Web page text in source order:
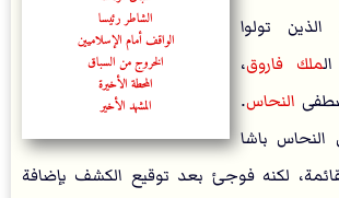
الشاطر رئيسا
الواقف أمام الإسلاميين
الخروج من السباق
المحطة الأخيرة
المشهد الأخير
الذين تولوا
ملك فاروق،
النحاس.
باشا
لكنه فوجئ بعد توقيع الكشف بإضافة